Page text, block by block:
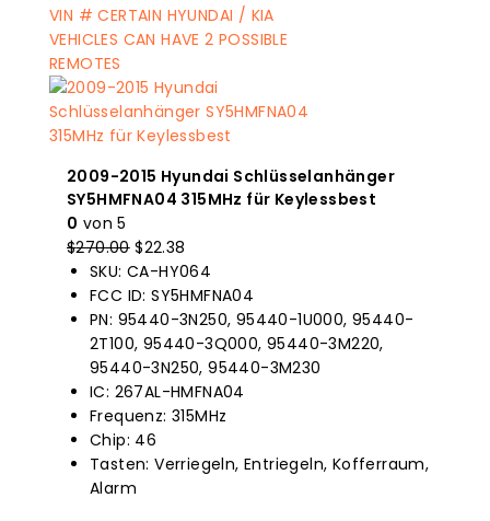
2009-2015 Hyundai Schlüsselanhänger
SY5HMFNA04 315MHz für Keylessbest
0 von 5
$270.00 Der
Originalpreis
war:
$270.00.
$22.38
aktuelle
Preis
ist:
$22.38.
SKU: CA-HY064
FCC ID: SY5HMFNA04
PN: 95440-3N250, 95440-1U000, 95440-
2T100, 95440-3Q000, 95440-3M220,
95440-3N250, 95440-3M230
IC: 267AL-HMFNA04
Frequenz: 315MHz
Chip: 46
Tasten: Verriegeln, Entriegeln, Kofferraum,
Alarm